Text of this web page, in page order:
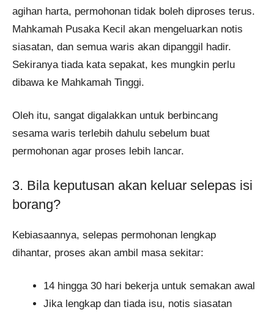
agihan harta, permohonan tidak boleh diproses terus.
Mahkamah Pusaka Kecil akan mengeluarkan notis
siasatan, dan semua waris akan dipanggil hadir.
Sekiranya tiada kata sepakat, kes mungkin perlu
dibawa ke Mahkamah Tinggi.
Oleh itu, sangat digalakkan untuk berbincang
sesama waris terlebih dahulu sebelum buat
permohonan agar proses lebih lancar.
3. Bila keputusan akan keluar selepas isi
borang?
Kebiasaannya, selepas permohonan lengkap
dihantar, proses akan ambil masa sekitar:
14 hingga 30 hari bekerja untuk semakan awal
Jika lengkap dan tiada isu, notis siasatan